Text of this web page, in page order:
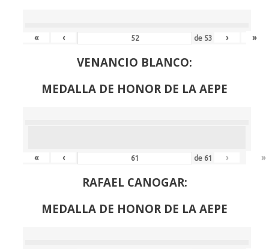
« ‹ de 53 › »
VENANCIO BLANCO:
MEDALLA DE HONOR DE LA AEPE
« ‹ de 61 › »
RAFAEL CANOGAR:
MEDALLA DE HONOR DE LA AEPE